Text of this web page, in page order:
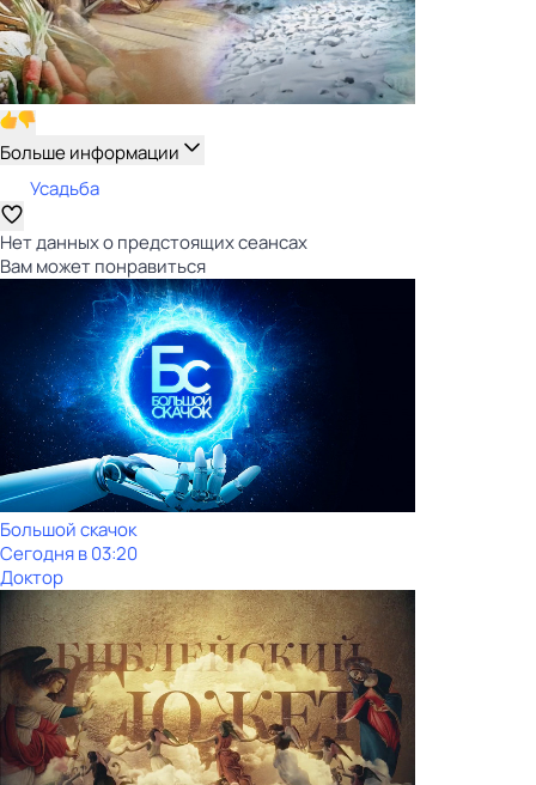
Больше информации
Усадьба
Нет данных о предстоящих сеансах
Вам может понравиться
Большой скачок
Сегодня в 03:20
Доктор